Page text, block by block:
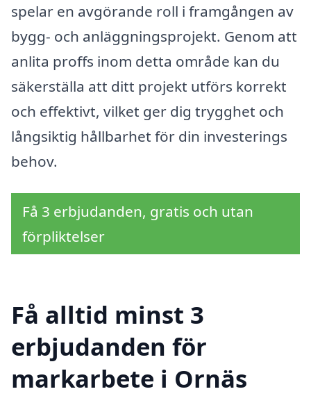
spelar en avgörande roll i framgången av
bygg- och anläggningsprojekt. Genom att
anlita proffs inom detta område kan du
säkerställa att ditt projekt utförs korrekt
och effektivt, vilket ger dig trygghet och
långsiktig hållbarhet för din investerings
behov.
Få 3 erbjudanden, gratis och utan
förpliktelser
Få alltid minst 3
erbjudanden för
markarbete i Ornäs